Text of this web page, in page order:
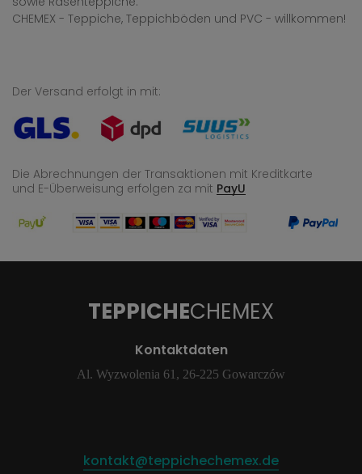
CHEMEX - Teppiche, Teppichböden und PVC - willkommen!
Der Versand erfolgt in mit:
Die Abrechnungen der Transaktionen mit Kreditkarte
und E-Überweisung erfolgen za mit PayU
TEPPICHECHEMEX
Kontaktdaten
Al. Wyzwolenia 61, 26-225 Gowarczów
kontakt@teppichechemex.de